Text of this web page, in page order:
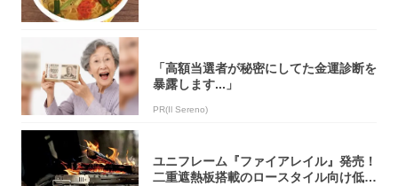
「高額当選者が秘密にしてた金運診断を
暴露します...」
PR(Il Sereno)
ユニフレーム『ファイアレイル』発売！
二重遮熱板搭載のロースタイル向け低型